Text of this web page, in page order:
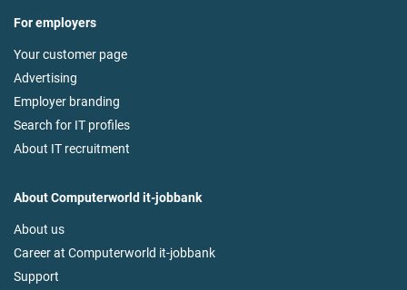
For employers
Your customer page
Advertising
Employer branding
Search for IT profiles
About IT recruitment
About Computerworld it-jobbank
About us
Career at Computerworld it-jobbank
Support